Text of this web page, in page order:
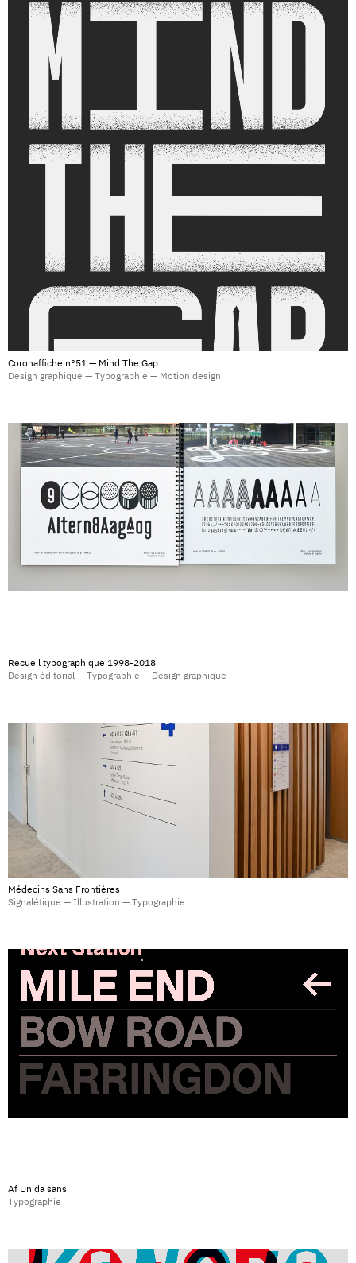
Coronaffiche n°51 — Mind The Gap
Design graphique — Typographie — Motion design
Recueil typographique 1998-2018
Design éditorial — Typographie — Design graphique
Médecins Sans Frontières
Signalétique — Illustration — Typographie
Af Unida sans
Typographie